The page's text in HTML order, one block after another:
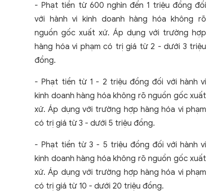
- Phạt tiền từ 600 nghìn đến 1 triệu đồng đối
với hành vi kinh doanh hàng hóa không rõ
nguồn gốc xuất xứ. Áp dụng với trường hợp
hàng hóa vi phạm có trị giá từ 2 - dưới 3 triệu
đồng.
- Phạt tiền từ 1 - 2 triệu đồng đối với hành vi
kinh doanh hàng hóa không rõ nguồn gốc xuất
xứ. Áp dụng với trường hợp hàng hóa vi phạm
có trị giá từ 3 - dưới 5 triệu đồng.
- Phạt tiền từ 3 - 5 triệu đồng đối với hành vi
kinh doanh hàng hóa không rõ nguồn gốc xuất
xứ. Áp dụng với trường hợp hàng hóa vi phạm
có trị giá từ 10 - dưới 20 triệu đồng.